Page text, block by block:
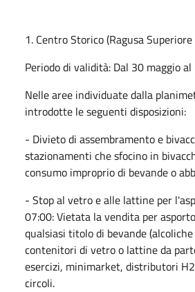
1. Centro Storico (Ragusa
Periodo di validità: Dal 30 maggio
Nelle aree individuate dalla
introdotte le seguenti disposizioni:
- Divieto di assembramento e
stazionamenti che sfocino in
consumo improprio di bevande o
- Stop al vetro e alle lattine per
07:00: Vietata la vendita per
qualsiasi titolo di bevande
contenitori di vetro o lattine da
esercizi, minimarket, distributori
circoli.